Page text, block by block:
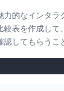
力的なインタラ
較表を作成して
してもらうこ